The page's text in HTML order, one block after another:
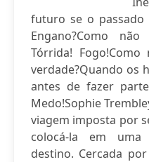
futuro se o passado
Engano?Como
Tórrida!
verdade?Quando os
antes de fazer
Medo!Sophie
viagem imposta por
colocá-la em
destino. Cercada